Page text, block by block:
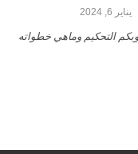
بنشر كتابي معكم